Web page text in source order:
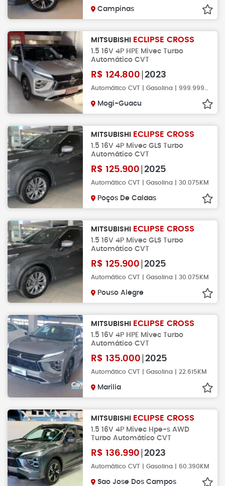
Campinas
MITSUBISHI ECLIPSE CROSS
1.5 16V 4P HPE Mivec Turbo
Automático CVT
R$ 124.800 2023
Mogi-Guacu
MITSUBISHI ECLIPSE CROSS
1.5 16V 4P Mivec GLS Turbo
Automático CVT
R$ 125.900 2025
Automático CVT | Gasolina | 30.075KM
Poços De Caldas
MITSUBISHI ECLIPSE CROSS
1.5 16V 4P Mivec GLS Turbo
Automático CVT
R$ 125.900 2025
Automático CVT | Gasolina | 30.075KM
Pouso Alegre
MITSUBISHI ECLIPSE CROSS
1.5 16V 4P HPE Mivec Turbo
Automático CVT
R$ 135.000 2025
Automático CVT | Gasolina | 22.615KM
Marilia
MITSUBISHI ECLIPSE CROSS
1.5 16V 4P Mivec Hpe-s AWD
Turbo Automático CVT
R$ 136.990 2023
Automático CVT | Gasolina | 60.390KM
Sao Jose Dos Campos